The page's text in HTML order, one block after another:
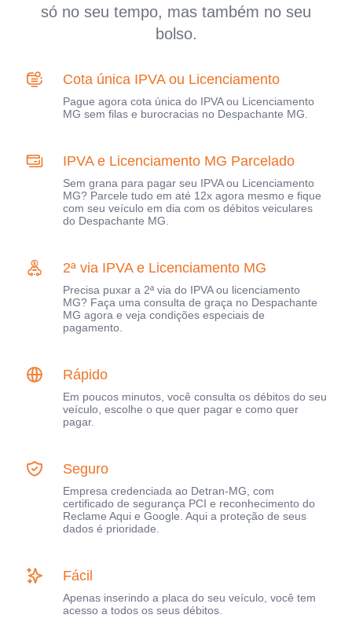
só no seu tempo, mas também no seu
bolso.
Cota única IPVA ou Licenciamento
Pague agora cota única do IPVA ou Licenciamento
MG sem filas e burocracias no Despachante MG.
IPVA e Licenciamento MG Parcelado
Sem grana para pagar seu IPVA ou Licenciamento
MG? Parcele tudo em até 12x agora mesmo e fique
com seu veículo em dia com os débitos veiculares
do Despachante MG.
2ª via IPVA e Licenciamento MG
Precisa puxar a 2ª via do IPVA ou licenciamento
MG? Faça uma consulta de graça no Despachante
MG agora e veja condições especiais de
pagamento.
Rápido
Em poucos minutos, você consulta os débitos do seu
veículo, escolhe o que quer pagar e como quer
pagar.
Seguro
Empresa credenciada ao Detran-MG, com
certificado de segurança PCI e reconhecimento do
Reclame Aqui e Google. Aqui a proteção de seus
dados é prioridade.
Fácil
Apenas inserindo a placa do seu veículo, você tem
acesso a todos os seus débitos.